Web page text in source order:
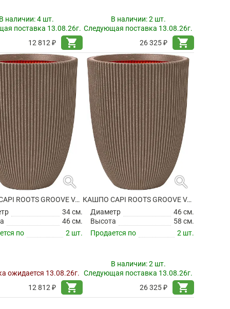
наличии:4 шт.
поставка 13.08.26г.
12 812 ₽
shopping_cart
В наличии:2 шт.
Следующая поставка 13.08.26г.
26 325 ₽
shopping_cart
search
КАШПО CAPI ROOTS GROOVE VASE ELEGANT LOW WARM TAUPE
34 см.
46 см.
по
2 шт.
ожидается 13.08.26г.
12 812 ₽
shopping_cart
search
КАШПО CAPI ROOTS GROOVE VASE ELEGANT LOW WARM TAUPE
Диаметр
46 см.
Высота
58 см.
Продается по
2 шт.
В наличии:2 шт.
Следующая поставка 13.08.26г.
26 325 ₽
shopping_cart